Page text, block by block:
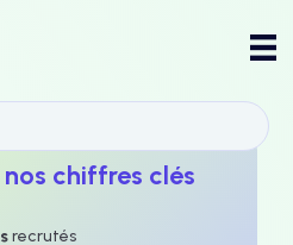
nos chiffres clés
recrutés